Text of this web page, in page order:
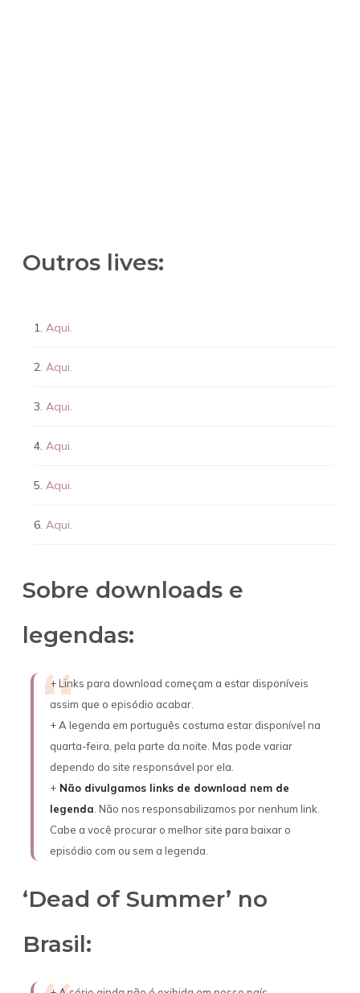
Outros lives:
Aqui.
Aqui.
Aqui.
Aqui.
Aqui.
Aqui.
Sobre downloads e
legendas:
+ Links para download começam a estar disponíveis
assim que o episódio acabar.
+ A legenda em português costuma estar disponível na
quarta-feira, pela parte da noite. Mas pode variar
dependo do site responsável por ela.
+Não divulgamos links de download nem de
legenda. Não nos responsabilizamos por nenhum link.
Cabe a você procurar o melhor site para baixar o
episódio com ou sem a legenda.
‘Dead of Summer’ no
Brasil: